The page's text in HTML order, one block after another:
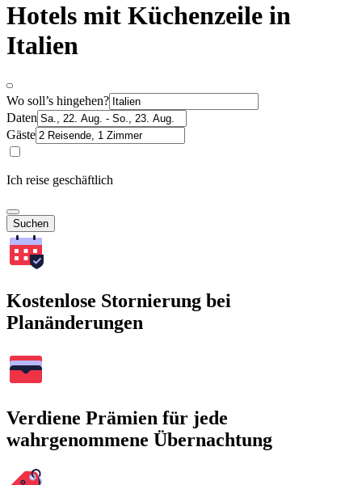
Hotels mit Küchenzeile in
Italien
Wo soll’s hingehen?
Daten
Gäste
Ich reise geschäftlich
Suchen
Kostenlose Stornierung bei
Planänderungen
Verdiene Prämien für jede
wahrgenommene Übernachtung